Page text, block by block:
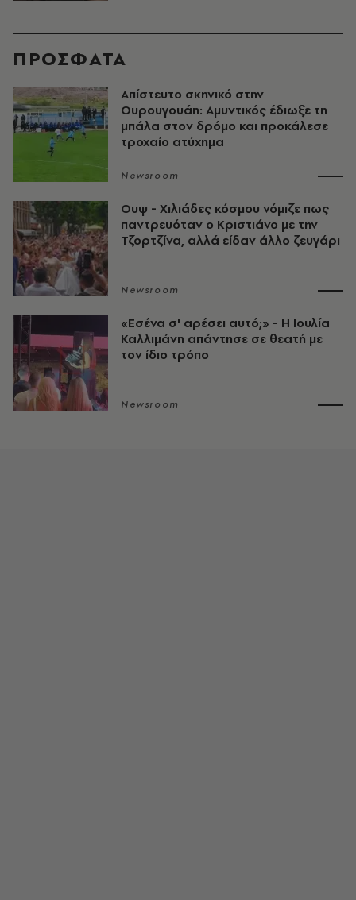
ΠΡΟΣΦΑΤΑ
Απίστευτο σκηνικό στην
Ουρουγουάη: Αμυντικός έδιωξε τη
μπάλα στον δρόμο και προκάλεσε
τροχαίο ατύχημα
Newsroom
Ουψ - Χιλιάδες κόσμου νόμιζε πως
παντρευόταν ο Κριστιάνο με την
Τζορτζίνα, αλλά είδαν άλλο ζευγάρι
Newsroom
«Εσένα σ' αρέσει αυτό;» - Η Ιουλία
Καλλιμάνη απάντησε σε θεατή με
τον ίδιο τρόπο
Newsroom